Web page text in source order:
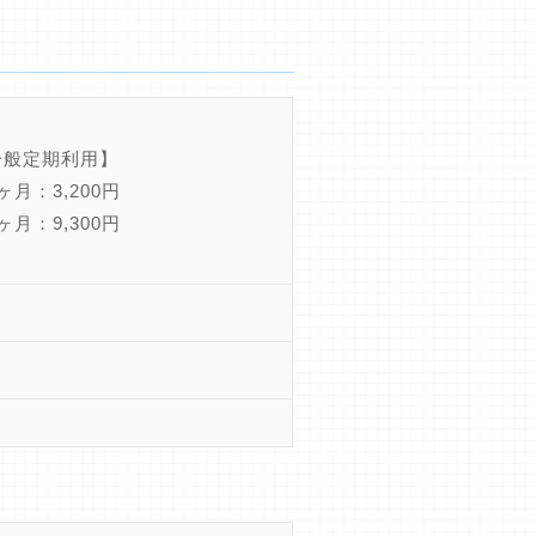
定期利用】
：3,200円
：9,300円